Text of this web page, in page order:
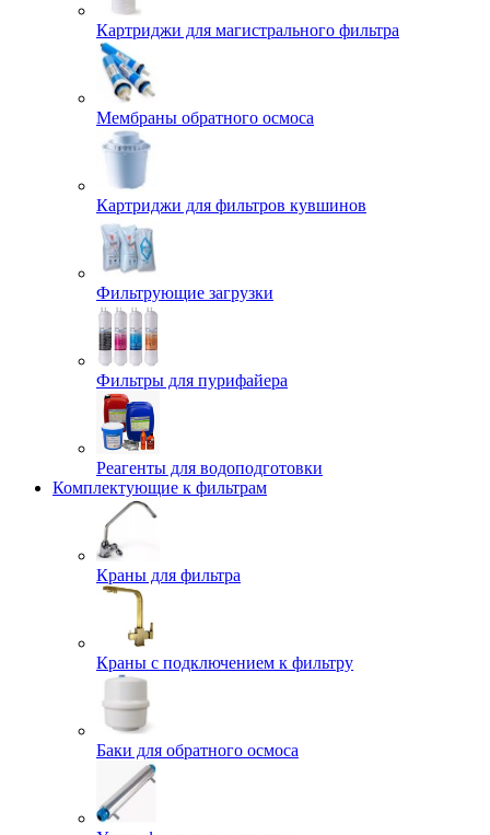
Картриджи для магистрального фильтра
Мембраны обратного осмоса
Картриджи для фильтров кувшинов
Фильтрующие загрузки
Фильтры для пурифайера
Реагенты для водоподготовки
Комплектующие к фильтрам
Краны для фильтра
Краны с подключением к фильтру
Баки для обратного осмоса